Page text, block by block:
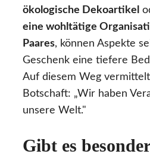
ökologische Dekoartikel
eine wohltätige
Paares, können Aspekte
Geschenk eine tiefere
Auf diesem Weg
Botschaft: „Wir haben
unsere Welt."
Gibt es